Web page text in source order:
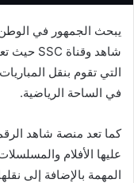
يبحث الجمهور في
التي تقوم بنقل
في الساحة الرياضية.
كما تعد منصة شاهد
عليها الأفلام
المهمة بالإضافة إلى